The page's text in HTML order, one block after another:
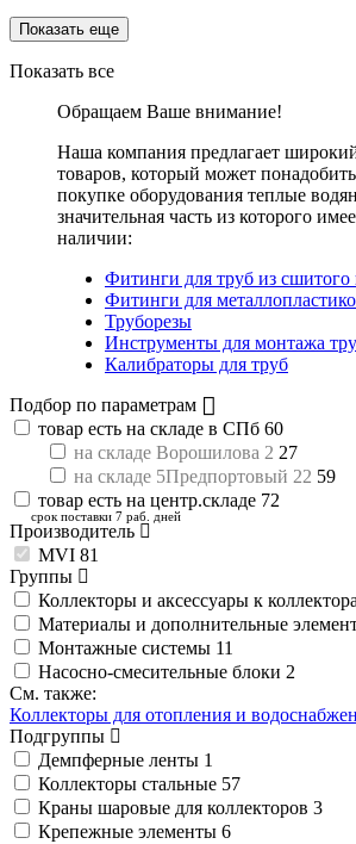
Показать еще
Показать все
Обращаем Ваше внимание!
Наша компания предлагает
товаров, который может
покупке оборудования теплые
значительная часть из которого
наличии:
Фитинги для труб из сшитого
Фитинги для
Труборезы
Инструменты для монтажа
Калибраторы для труб
Подбор по параметрам
товар есть на складе в СПб 60
на складе Ворошилова 2 27
на складе 5Предпортовый 22 59
товар есть на центр.складе 72
срок поставки 7 раб. дней
Производитель
MVI 81
Группы
Коллекторы и аксессуары к
Материалы и дополнительные
Монтажные системы 11
Насосно-смесительные блоки 2
См. также:
Коллекторы для отопления и
Подгруппы
Демпферные ленты 1
Коллекторы стальные 57
Краны шаровые для коллекторов 3
Крепежные элементы 6